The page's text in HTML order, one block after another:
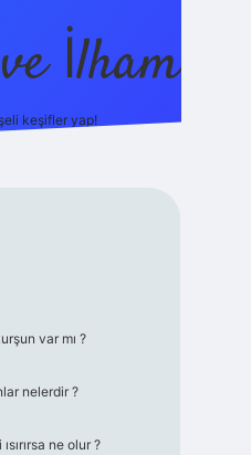
İlham
keşifler yap!
var mı ?
nelerdir ?
ne olur ?